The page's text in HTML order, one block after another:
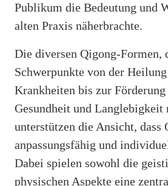
Publikum die Bedeutung und
alten Praxis näherbrachte.
Die diversen Qigong-Formen,
Schwerpunkte von der
Krankheiten bis zur
Gesundheit und Langlebigkeit
unterstützen die Ansicht, dass
anpassungsfähig und
Dabei spielen sowohl die
physischen Aspekte eine